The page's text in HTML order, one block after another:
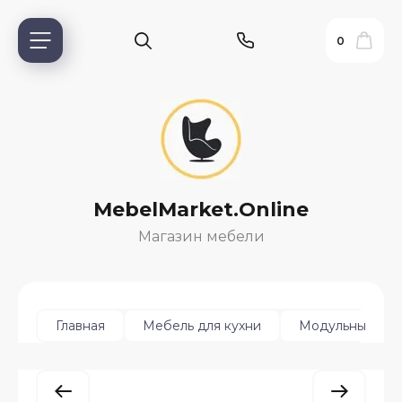
0
MebelMarket.Online
Магазин мебели
Главная Мебель для кухни Модульные